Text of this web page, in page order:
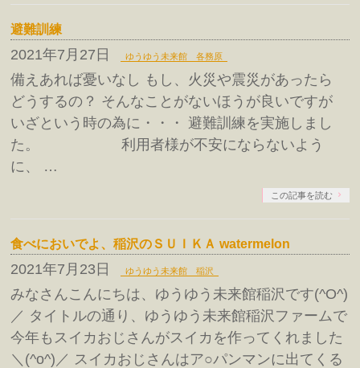
避難訓練
2021年7月27日 ゆうゆう未来館 各務原
備えあれば憂いなし もし、火災や震災があったら
どうするの？ そんなことがないほうが良いですが
いざという時の為に・・・ 避難訓練を実施しまし
た。 利用者様が不安にならないよう
に、 …
この記事を読む
食べにおいでよ、稲沢のＳＵＩＫＡ watermelon
2021年7月23日 ゆうゆう未来館 稲沢
みなさんこんにちは、ゆうゆう未来館稲沢です(^O^)
／ タイトルの通り、ゆうゆう未来館稲沢ファームで
今年もスイカおじさんがスイカを作ってくれました
＼(^o^)／ スイカおじさんはア○パンマンに出てくる